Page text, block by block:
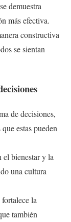
demuestra
más efectiva.
constructiva
se sientan
de decisiones,
estas pueden
el bienestar y la
una cultura
la
también